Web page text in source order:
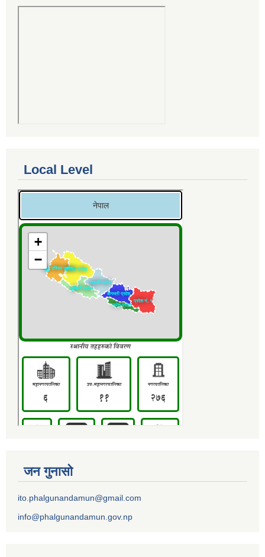
Local Level
जन गुनासो
ito.phalgunandamun@gmail.com
info@phalgunandamun.gov.np